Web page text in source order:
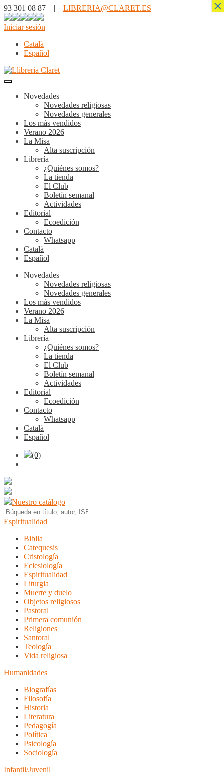
93 301 08 87 | LIBRERIA@CLARET.ES
Iniciar sesión
Català
Español
Novedades
Novedades religiosas
Novedades generales
Los más vendidos
Verano 2026
La Misa
Alta suscripción
Librería
¿Quiénes somos?
La tienda
El Club
Boletín semanal
Actividades
Editorial
Ecoedición
Contacto
Whatsapp
Català
Español
Novedades
Novedades religiosas
Novedades generales
Los más vendidos
Verano 2026
La Misa
Alta suscripción
Librería
¿Quiénes somos?
La tienda
El Club
Boletín semanal
Actividades
Editorial
Ecoedición
Contacto
Whatsapp
Català
Español
(0)
Nuestro catálogo
Espiritualidad
Biblia
Catequesis
Cristología
Eclesiología
Espiritualidad
Liturgia
Muerte y duelo
Objetos religiosos
Pastoral
Primera comunión
Religiones
Santoral
Teología
Vida religiosa
Humanidades
Biografías
Filosofía
Historia
Literatura
Pedagogía
Política
Psicología
Sociología
Infantil/Juvenil
×